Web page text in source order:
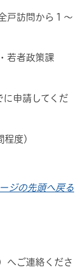
戸訪問から１～
若者政策課
申請してくだ
程度)
ジの先頭へ戻る
ご連絡くださ